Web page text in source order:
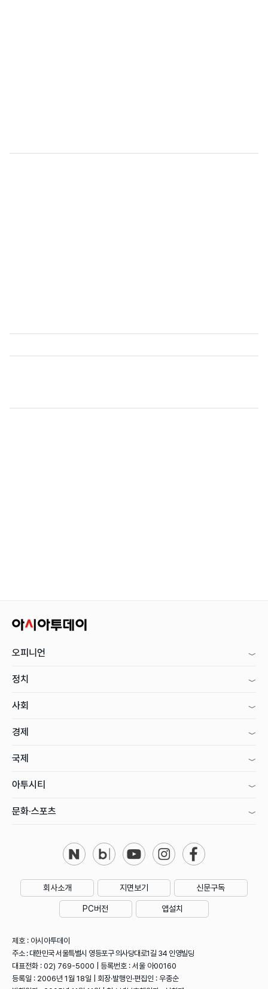
오피니언
정치
사회
경제
국제
아투시티
문화·스포츠
회사소개 지면보기 신문구독
PC버전 앱설치
제호 : 아시아투데이
주소 : 대한민국 서울특별시 영등포구 의사당대로1길 34 인영빌딩
대표전화 : 02) 769-5000 | 등록번호 : 서울 아00160
등록일 : 2006년 1월 18일 | 회장·발행인·편집인 : 우종순